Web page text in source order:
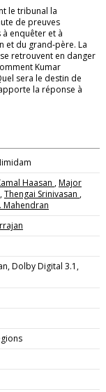
le tribunal la
de preuves
à enquêter et à
et du grand‑père. La
retrouvent en danger
Kumar
sera le destin de
la réponse à
Haasan ,Major
,Thengai Srinivasan ,
Mahendran
Dolby Digital 3.1,